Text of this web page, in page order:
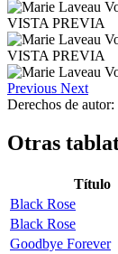
VISTA PREVIA
VISTA PREVIA
Previous Next
Derechos de
Otras
Título
Black Rose
Black Rose
Goodbye Forever